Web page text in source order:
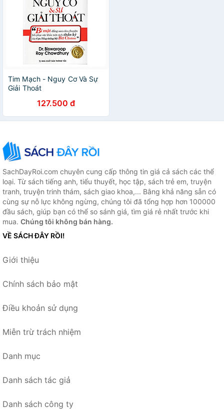
Tim Mạch - Nguy Cơ Và Sự
Giải Thoát
127.500 đ
SachDayRoi.com chuyên cung cấp thông tin giá cả sách các thể
loại. Từ sách tiếng anh, tiểu thuyết, học tập, sách trẻ em, truyện
tranh, truyện trinh thám, sách giao khoa,... Bằng khả năng sẵn có
cùng sự nỗ lực không ngừng, chúng tôi đã tổng hợp hơn 100000
đầu sách, giúp bạn có thể so sánh giá, tìm giá rẻ nhất trước khi
mua. Chúng tôi không bán hàng.
VỀ SÁCH ĐÂY RỒI!
Giới thiệu
Chính sách bảo mật
Điều khoản sử dụng
Miễn trừ trách nhiệm
Danh mục
Danh sách tác giả
Danh sách công ty